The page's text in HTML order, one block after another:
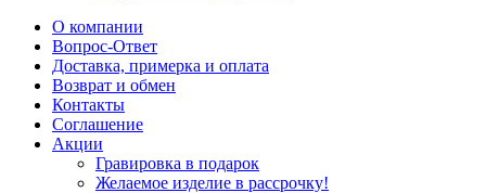
О компании
Вопрос-Ответ
Доставка, примерка и оплата
Возврат и обмен
Контакты
Соглашение
Акции
Гравировка в подарок
Желаемое изделие в рассрочку!